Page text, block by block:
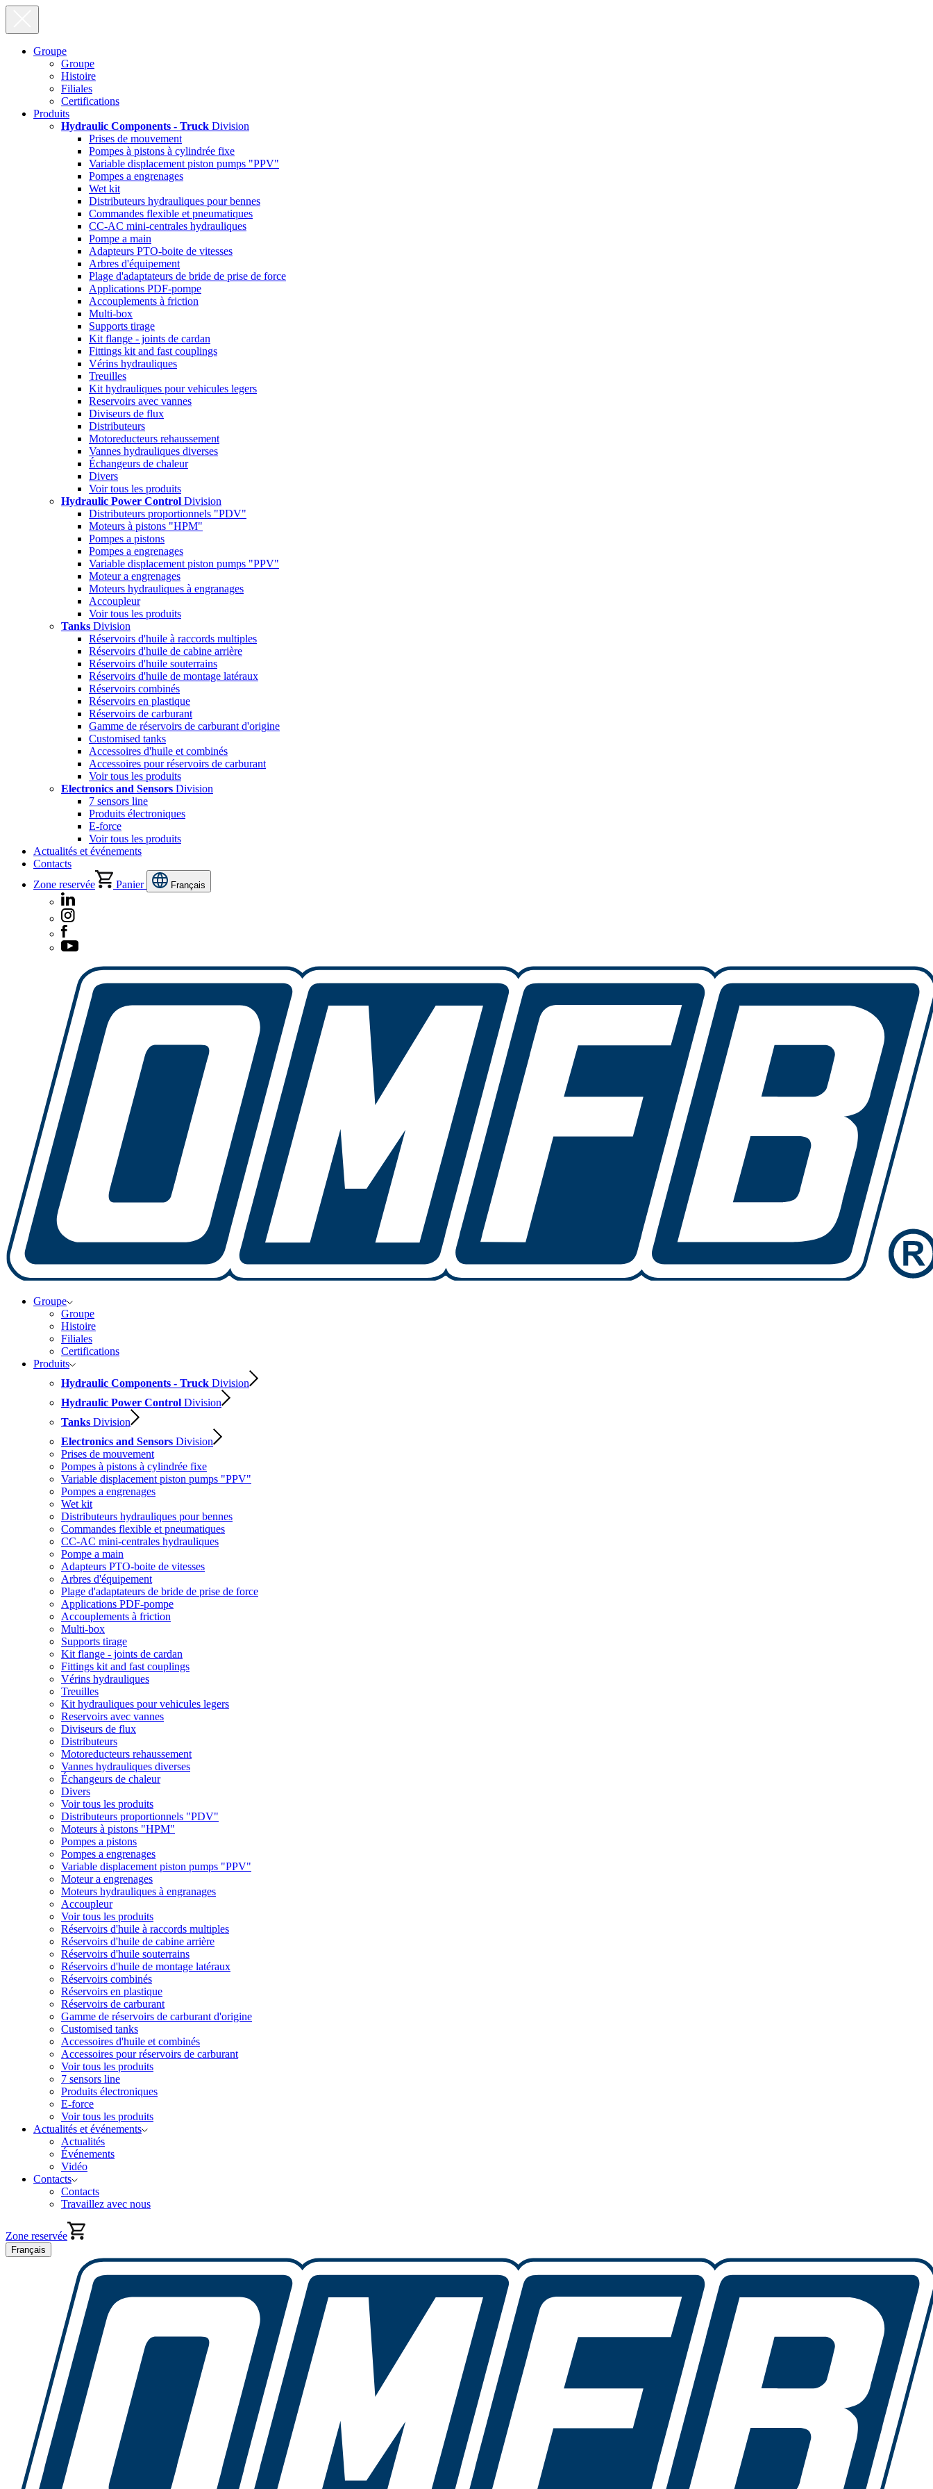
Groupe
Groupe
Histoire
Filiales
Certifications
Produits
Hydraulic Components - Truck Division
Prises de mouvement
Pompes à pistons à cylindrée fixe
Variable displacement piston pumps "PPV"
Pompes a engrenages
Wet kit
Distributeurs hydrauliques pour bennes
Commandes flexible et pneumatiques
CC-AC mini-centrales hydrauliques
Pompe a main
Adapteurs PTO-boite de vitesses
Arbres d'équipement
Plage d'adaptateurs de bride de prise de force
Applications PDF-pompe
Accouplements à friction
Multi-box
Supports tirage
Kit flange - joints de cardan
Fittings kit and fast couplings
Vérins hydrauliques
Treuilles
Kit hydrauliques pour vehicules legers
Reservoirs avec vannes
Diviseurs de flux
Distributeurs
Motoreducteurs rehaussement
Vannes hydrauliques diverses
Échangeurs de chaleur
Divers
Voir tous les produits
Hydraulic Power Control Division
Distributeurs proportionnels "PDV"
Moteurs à pistons "HPM"
Pompes a pistons
Pompes a engrenages
Variable displacement piston pumps "PPV"
Moteur a engrenages
Moteurs hydrauliques à engranages
Accoupleur
Voir tous les produits
Tanks Division
Réservoirs d'huile à raccords multiples
Réservoirs d'huile de cabine arrière
Réservoirs d'huile souterrains
Réservoirs d'huile de montage latéraux
Réservoirs combinés
Réservoirs en plastique
Réservoirs de carburant
Gamme de réservoirs de carburant d'origine
Customised tanks
Accessoires d'huile et combinés
Accessoires pour réservoirs de carburant
Voir tous les produits
Electronics and Sensors Division
7 sensors line
Produits électroniques
E-force
Voir tous les produits
Actualités et événements
Contacts
Zone reservée
Panier Français
Groupe
Groupe
Histoire
Filiales
Certifications
Produits
Hydraulic Components - Truck Division
Hydraulic Power Control Division
Tanks Division
Electronics and Sensors Division
Prises de mouvement
Pompes à pistons à cylindrée fixe
Variable displacement piston pumps "PPV"
Pompes a engrenages
Wet kit
Distributeurs hydrauliques pour bennes
Commandes flexible et pneumatiques
CC-AC mini-centrales hydrauliques
Pompe a main
Adapteurs PTO-boite de vitesses
Arbres d'équipement
Plage d'adaptateurs de bride de prise de force
Applications PDF-pompe
Accouplements à friction
Multi-box
Supports tirage
Kit flange - joints de cardan
Fittings kit and fast couplings
Vérins hydrauliques
Treuilles
Kit hydrauliques pour vehicules legers
Reservoirs avec vannes
Diviseurs de flux
Distributeurs
Motoreducteurs rehaussement
Vannes hydrauliques diverses
Échangeurs de chaleur
Divers
Voir tous les produits
Distributeurs proportionnels "PDV"
Moteurs à pistons "HPM"
Pompes a pistons
Pompes a engrenages
Variable displacement piston pumps "PPV"
Moteur a engrenages
Moteurs hydrauliques à engranages
Accoupleur
Voir tous les produits
Réservoirs d'huile à raccords multiples
Réservoirs d'huile de cabine arrière
Réservoirs d'huile souterrains
Réservoirs d'huile de montage latéraux
Réservoirs combinés
Réservoirs en plastique
Réservoirs de carburant
Gamme de réservoirs de carburant d'origine
Customised tanks
Accessoires d'huile et combinés
Accessoires pour réservoirs de carburant
Voir tous les produits
7 sensors line
Produits électroniques
E-force
Voir tous les produits
Actualités et événements
Actualités
Événements
Vidéo
Contacts
Contacts
Travaillez avec nous
Zone reservée
Français